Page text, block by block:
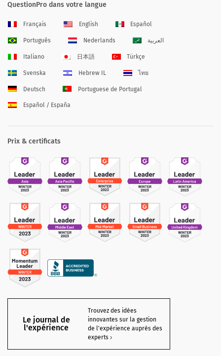
QuestionPro dans votre langue
Français English Español
Português Nederlands العربية
Italiano 日本語 Türkçe
Svenska Hebrew IL ไทย
Deutsch Portuguese de Portugal
Español / España
Prix & certificats
Le journal de
l'expérience
Trouvez des idées
innovantes sur la gestion
de l'expérience auprès des
experts